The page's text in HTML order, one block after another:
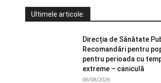
Ultimele articole:
Direcția de Sănătate
Recomandări pentru
pentru perioada cu
extreme – caniculă
06/08/2026